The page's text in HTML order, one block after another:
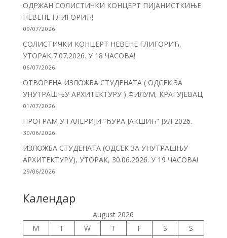
ОДРЖАН СОЛИСТИЧКИ КОНЦЕРТ ПИЈАНИСТКИЊЕ
НЕВЕНЕ ГЛИГОРИЋ!
09/07/2026
СОЛИСТИЧКИ КОНЦЕРТ НЕВЕНЕ ГЛИГОРИЋ,
УТОРАК,7.07.2026. У 18 ЧАСОВА!
06/07/2026
ОТВОРЕНА ИЗЛОЖБА СТУДЕНАТА ( ОДСЕК ЗА
УНУТРАШЊУ АРХИТЕКТУРУ ) ФИЛУМ, КРАГУЈЕВАЦ
01/07/2026
ПРОГРАМ У ГАЛЕРИЈИ “ЂУРА ЈАКШИЋ” ЈУЛ 2026.
30/06/2026
ИЗЛОЖБА СТУДЕНАТА (ОДСЕК ЗА УНУТРАШЊУ
АРХИТЕКТУРУ), УТОРАК, 30.06.2026. У 19 ЧАСОВА!
29/06/2026
Календар
August 2026
M
T W T F S
S